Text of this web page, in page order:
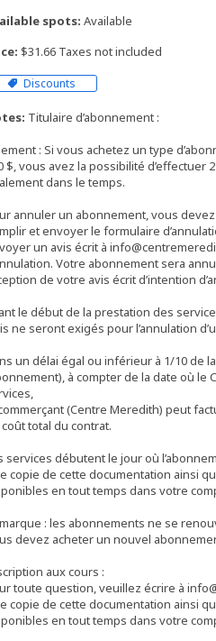
spots: Available
$31.66 Taxes not included
Discounts
Titulaire d’abonnement :
: Si vous achetez un type
$, vous avez la possibilité d’effectuer
dans le temps.
annuler un abonnement, vous devez
et envoyer le formulaire
un avis écrit à
Votre abonnement sera
de votre avis écrit d’intention
le début de la prestation des
ne seront exigés pour l’annulation
un délai égal ou inférieur à 1/10 de
à compter de la date où le
(Centre Meredith) peut
total du contrat.
services débutent le jour où
copie de cette documentation ainsi
en tout temps dans votre
: les abonnements ne se
devez acheter un nouvel
aux cours :
toute question, veuillez écrire à
copie de cette documentation ainsi
en tout temps dans votre